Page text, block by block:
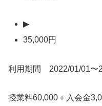
▶
35,000円
利用期間 2022/01/01〜
授業料60,000＋入会金